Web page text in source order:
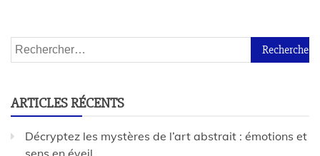
ARTICLES RÉCENTS
Décryptez les mystères de l’art abstrait : émotions et